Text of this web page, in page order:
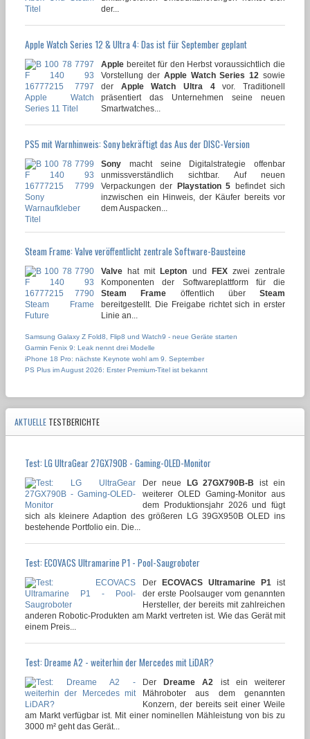
der...
Apple Watch Series 12 & Ultra 4: Das ist für September geplant
Apple bereitet für den Herbst voraussichtlich die
Vorstellung der Apple Watch Series 12 sowie
der Apple Watch Ultra 4vor. Traditionell
präsentiert das Unternehmen seine neuen
Smartwatches...
PS5 mit Warnhinweis: Sony bekräftigt das Aus der DISC-Version
Sony macht seine Digitalstrategie offenbar
unmissverständlich sichtbar. Auf neuen
Verpackungen der Playstation 5 befindet sich
inzwischen ein Hinweis, der Käufer bereits vor
dem Auspacken...
Steam Frame: Valve veröffentlicht zentrale Software-Bausteine
Valve hat mitLepton und FEXzwei zentrale
Komponenten der Softwareplattform für die
Steam Frame öffentlich über Steam
bereitgestellt. Die Freigabe richtet sich in erster
Linie an...
Samsung Galaxy Z Fold8, Flip8 und Watch9 - neue Geräte starten
Garmin Fenix 9: Leak nennt drei Modelle
iPhone 18 Pro: nächste Keynote wohl am 9. September
PS Plus im August 2026: Erster Premium-Titel ist bekannt
AKTUELLE TESTBERICHTE
Test: LG UltraGear 27GX790B - Gaming-OLED-Monitor
Der neue LG 27GX790B-B
ist ein
weiterer OLED Gaming-Monitor aus
dem Produktionsjahr 2026 und fügt
sich als kleinere Adaption des größeren LG 39GX950B OLED ins
bestehende Portfolio ein. Die...
Test: ECOVACS Ultramarine P1 - Pool-Saugroboter
Der ECOVACS Ultramarine P1 ist
der erste Poolsauger vom genannten
Hersteller, der bereits mit zahlreichen
anderen Robotic-Produkten am Markt vertreten ist. Wie das Gerät mit
einem Preis...
Test: Dreame A2 - weiterhin der Mercedes mit LiDAR?
DerDreame A2
ist ein weiterer
Mähroboter aus dem genannten
Konzern, der bereits seit einer Weile
am Markt verfügbar ist. Mit einer nominellen Mähleistung von bis zu
3000 m² geht das Gerät...